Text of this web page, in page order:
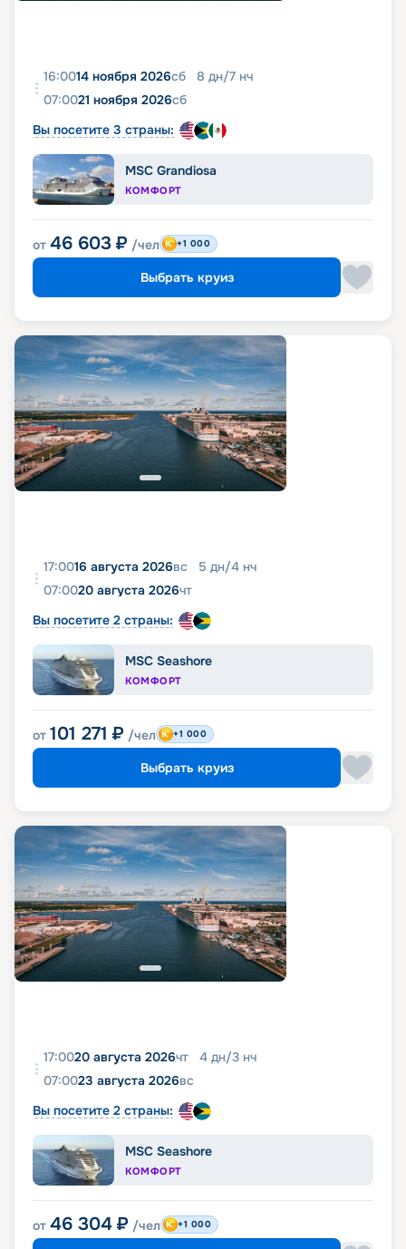
16:0014 ноября 2026сб 8 дн/7 нч
07:0021 ноября 2026сб
Вы посетите 3 страны:
MSC Grandiosa
КОМФОРТ
от 46 603 ₽ /чел +1 000
Выбрать круиз
17:0016 августа 2026вс 5 дн/4 нч
07:0020 августа 2026чт
Вы посетите 2 страны:
MSC Seashore
КОМФОРТ
от 101 271 ₽ /чел +1 000
Выбрать круиз
17:0020 августа 2026чт 4 дн/3 нч
07:0023 августа 2026вс
Вы посетите 2 страны:
MSC Seashore
КОМФОРТ
от 46 304 ₽ /чел +1 000